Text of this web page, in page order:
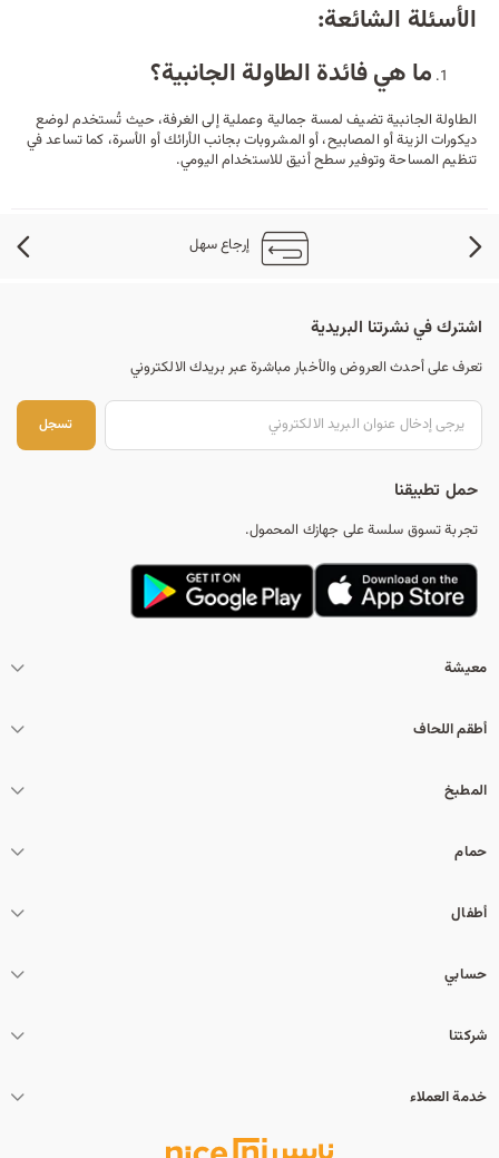
الأسئلة الشائعة:
ما هي فائدة الطاولة الجانبية؟
الطاولة الجانبية تضيف لمسة جمالية وعملية إلى الغرفة، حيث تُستخدم لوضع
ديكورات الزينة أو المصابيح، أو المشروبات بجانب الأرائك أو الأسرة، كما تساعد في
تنظيم المساحة وتوفير سطح أنيق للاستخدام اليومي.
إرجاع سهل
اشترك في نشرتنا البريدية
تعرف على أحدث العروض والأخبار مباشرة عبر بريدك الالكتروني
تسجل
حمل تطبيقنا
تجربة تسوق سلسة على جهازك المحمول.
معيشة
أطقم اللحاف
المطبخ
حمام
أطفال
حسابي
شركتنا
خدمة العملاء